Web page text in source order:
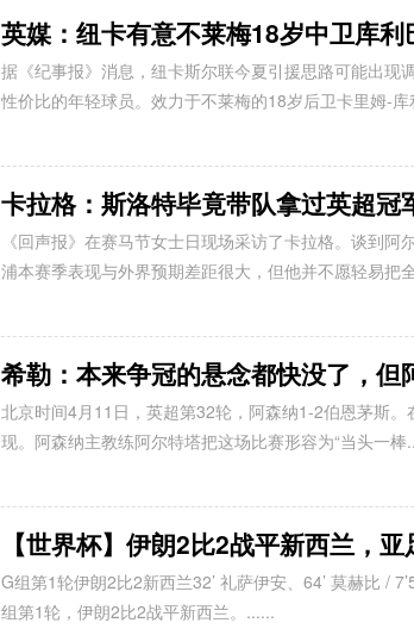
英媒：纽卡有意不莱梅18岁中卫库
欧
据《纪事报》消息，纽卡斯尔联今夏引援思路可能出现
性价比的年轻球员。效力于不莱梅的18岁后卫卡里姆-库
卡拉格：斯洛特毕竟带队拿过英超
《回声报》在赛马节女士日现场采访了卡拉格。谈到
浦本赛季表现与外界预期差距很大，但他并不愿轻易把
希勒：本来争冠的悬念都快没了，但
北京时间4月11日，英超第32轮，阿森纳1-2伯恩茅斯
现。阿森纳主教练阿尔特塔把这场比赛形容为“当头一棒
【世界杯】伊朗2比2战平新西兰，
G组第1轮伊朗2比2新西兰32’ 礼萨伊安、64’ 莫赫比 /
组第1轮，伊朗2比2战平新西兰。......